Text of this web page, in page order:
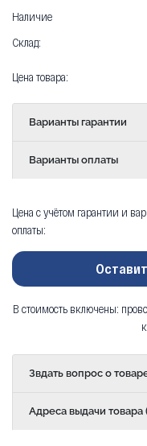
Наличие
Склад:
Цена товара:
Варианты гарантии
Варианты оплаты
Цена с учётом гарантии и
оплаты:
В стоимость включены:
Звдать вопрос о
Адреса выдачи